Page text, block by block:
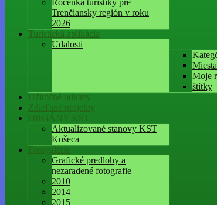
Ročenka turistiky pre
Trenčiansky región v roku
2026
Turistická aplikácia
Udalosti
Moje
štítky
Užitočné odkazy
Zdieľané projekty
ORGÁNY KST
Aktualizované stanovy KST
Košeca
Fotogalérie
Grafické predlohy a
nezaradené fotografie
2010
2014
2015